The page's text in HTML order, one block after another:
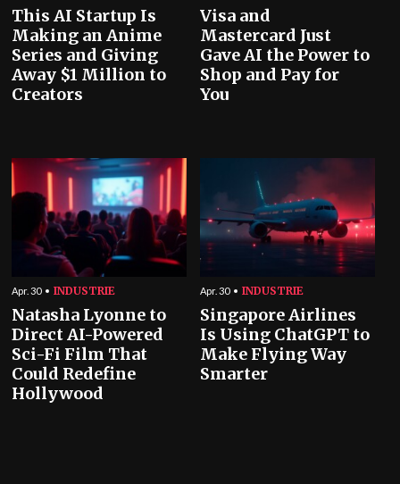
This AI Startup Is
Making an Anime
Series and Giving
Away $1 Million to
Creators
Visa and
Mastercard Just
Gave AI the Power to
Shop and Pay for
You
Apr. 30 INDUSTRIE
Natasha Lyonne to
Direct AI-Powered
Sci-Fi Film That
Could Redefine
Hollywood
Apr. 30 INDUSTRIE
Singapore Airlines
Is Using ChatGPT to
Make Flying Way
Smarter